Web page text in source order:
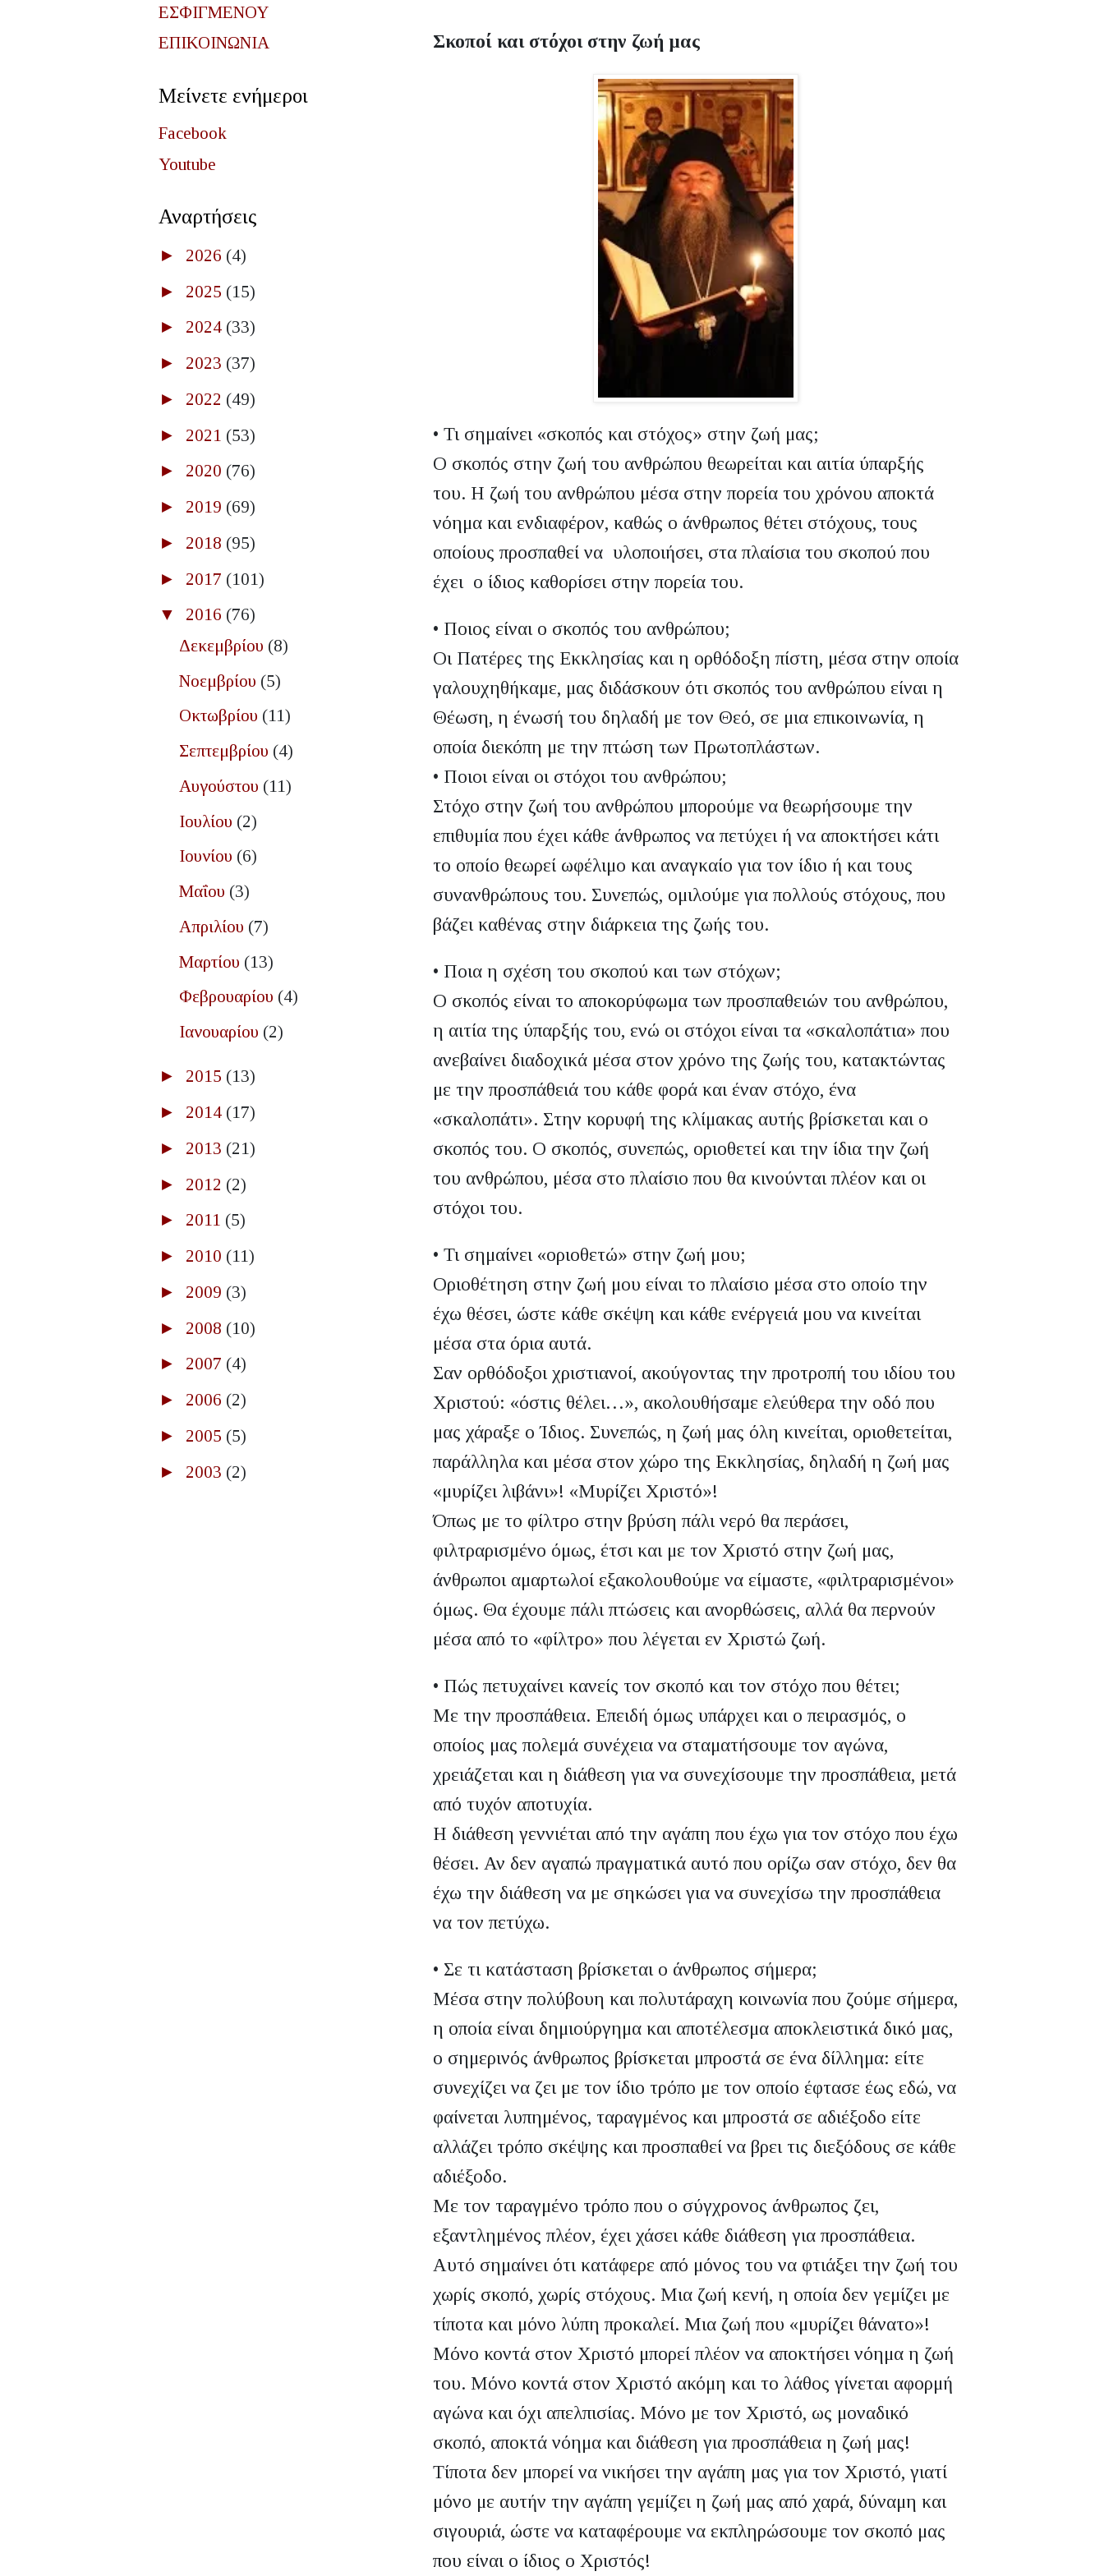
Σκοποί και στόχοι στην ζωή μας
• Τι σημαίνει «σκοπός και στόχος» στην ζωή μας;
Ο σκοπός στην ζωή του ανθρώπου θεωρείται και αιτία ύπαρξής
του. Η ζωή του ανθρώπου μέσα στην πορεία του χρόνου αποκτά
νόημα και ενδιαφέρον, καθώς ο άνθρωπος θέτει στόχους, τους
οποίους προσπαθεί να υλοποιήσει, στα πλαίσια του σκοπού που
έχει ο ίδιος καθορίσει στην πορεία του.
• Ποιος είναι ο σκοπός του ανθρώπου;
Οι Πατέρες της Εκκλησίας και η ορθόδοξη πίστη, μέσα στην οποία
γαλουχηθήκαμε, μας διδάσκουν ότι σκοπός του ανθρώπου είναι η
Θέωση, η ένωσή του δηλαδή με τον Θεό, σε μια επικοινωνία, η
οποία διεκόπη με την πτώση των Πρωτοπλάστων.
• Ποιοι είναι οι στόχοι του ανθρώπου;
Στόχο στην ζωή του ανθρώπου μπορούμε να θεωρήσουμε την
επιθυμία που έχει κάθε άνθρωπος να πετύχει ή να αποκτήσει κάτι
το οποίο θεωρεί ωφέλιμο και αναγκαίο για τον ίδιο ή και τους
συνανθρώπους του. Συνεπώς, ομιλούμε για πολλούς στόχους, που
βάζει καθένας στην διάρκεια της ζωής του.
• Ποια η σχέση του σκοπού και των στόχων;
Ο σκοπός είναι το αποκορύφωμα των προσπαθειών του ανθρώπου,
η αιτία της ύπαρξής του, ενώ οι στόχοι είναι τα «σκαλοπάτια» που
ανεβαίνει διαδοχικά μέσα στον χρόνο της ζωής του, κατακτώντας
με την προσπάθειά του κάθε φορά και έναν στόχο, ένα
«σκαλοπάτι». Στην κορυφή της κλίμακας αυτής βρίσκεται και ο
σκοπός του. Ο σκοπός, συνεπώς, οριοθετεί και την ίδια την ζωή
του ανθρώπου, μέσα στο πλαίσιο που θα κινούνται πλέον και οι
στόχοι του.
• Τι σημαίνει «οριοθετώ» στην ζωή μου;
Οριοθέτηση στην ζωή μου είναι το πλαίσιο μέσα στο οποίο την
έχω θέσει, ώστε κάθε σκέψη και κάθε ενέργειά μου να κινείται
μέσα στα όρια αυτά.
Σαν ορθόδοξοι χριστιανοί, ακούγοντας την προτροπή του ιδίου του
Χριστού: «όστις θέλει…», ακολουθήσαμε ελεύθερα την οδό που
μας χάραξε ο Ίδιος. Συνεπώς, η ζωή μας όλη κινείται, οριοθετείται,
παράλληλα και μέσα στον χώρο της Εκκλησίας, δηλαδή η ζωή μας
«μυρίζει λιβάνι»! «Μυρίζει Χριστό»!
Όπως με το φίλτρο στην βρύση πάλι νερό θα περάσει,
φιλτραρισμένο όμως, έτσι και με τον Χριστό στην ζωή μας,
άνθρωποι αμαρτωλοί εξακολουθούμε να είμαστε, «φιλτραρισμένοι»
όμως. Θα έχουμε πάλι πτώσεις και ανορθώσεις, αλλά θα περνούν
μέσα από το «φίλτρο» που λέγεται εν Χριστώ ζωή.
• Πώς πετυχαίνει κανείς τον σκοπό και τον στόχο που θέτει;
Με την προσπάθεια. Επειδή όμως υπάρχει και ο πειρασμός, ο
οποίος μας πολεμά συνέχεια να σταματήσουμε τον αγώνα,
χρειάζεται και η διάθεση για να συνεχίσουμε την προσπάθεια, μετά
από τυχόν αποτυχία.
Η διάθεση γεννιέται από την αγάπη που έχω για τον στόχο που έχω
θέσει. Αν δεν αγαπώ πραγματικά αυτό που ορίζω σαν στόχο, δεν θα
έχω την διάθεση να με σηκώσει για να συνεχίσω την προσπάθεια
να τον πετύχω.
• Σε τι κατάσταση βρίσκεται ο άνθρωπος σήμερα;
Μέσα στην πολύβουη και πολυτάραχη κοινωνία που ζούμε σήμερα,
η οποία είναι δημιούργημα και αποτέλεσμα αποκλειστικά δικό μας,
ο σημερινός άνθρωπος βρίσκεται μπροστά σε ένα δίλλημα: είτε
συνεχίζει να ζει με τον ίδιο τρόπο με τον οποίο έφτασε έως εδώ, να
φαίνεται λυπημένος, ταραγμένος και μπροστά σε αδιέξοδο είτε
αλλάζει τρόπο σκέψης και προσπαθεί να βρει τις διεξόδους σε κάθε
αδιέξοδο.
Με τον ταραγμένο τρόπο που ο σύγχρονος άνθρωπος ζει,
εξαντλημένος πλέον, έχει χάσει κάθε διάθεση για προσπάθεια.
Αυτό σημαίνει ότι κατάφερε από μόνος του να φτιάξει την ζωή του
χωρίς σκοπό, χωρίς στόχους. Μια ζωή κενή, η οποία δεν γεμίζει με
τίποτα και μόνο λύπη προκαλεί. Μια ζωή που «μυρίζει θάνατο»!
Μόνο κοντά στον Χριστό μπορεί πλέον να αποκτήσει νόημα η ζωή
του. Μόνο κοντά στον Χριστό ακόμη και το λάθος γίνεται αφορμή
αγώνα και όχι απελπισίας. Μόνο με τον Χριστό, ως μοναδικό
σκοπό, αποκτά νόημα και διάθεση για προσπάθεια η ζωή μας!
Τίποτα δεν μπορεί να νικήσει την αγάπη μας για τον Χριστό, γιατί
μόνο με αυτήν την αγάπη γεμίζει η ζωή μας από χαρά, δύναμη και
σιγουριά, ώστε να καταφέρουμε να εκπληρώσουμε τον σκοπό μας
που είναι ο ίδιος ο Χριστός!
ΕΣΦΙΓΜΕΝΟΥ
ΕΠΙΚΟΙΝΩΝΙΑ
Μείνετε ενήμεροι
Facebook
Youtube
Αναρτήσεις
► 2026 (4)
► 2025 (15)
► 2024 (33)
► 2023 (37)
► 2022 (49)
► 2021 (53)
► 2020 (76)
► 2019 (69)
► 2018 (95)
► 2017 (101)
▼ 2016 (76)
Δεκεμβρίου (8)
Νοεμβρίου (5)
Οκτωβρίου (11)
Σεπτεμβρίου (4)
Αυγούστου (11)
Ιουλίου (2)
Ιουνίου (6)
Μαΐου (3)
Απριλίου (7)
Μαρτίου (13)
Φεβρουαρίου (4)
Ιανουαρίου (2)
► 2015 (13)
► 2014 (17)
► 2013 (21)
► 2012 (2)
► 2011 (5)
► 2010 (11)
► 2009 (3)
► 2008 (10)
► 2007 (4)
► 2006 (2)
► 2005 (5)
► 2003 (2)